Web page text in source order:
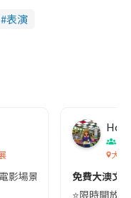
表演
影場景展覽，在九龍城
大澳
免費大澳文
⭐️限時開放